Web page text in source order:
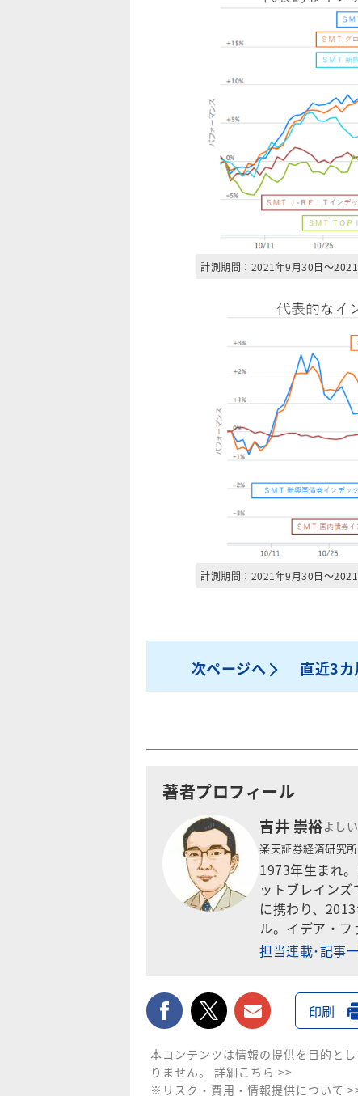
計測期間：2021年9月30日～
計測期間：2021年9月30日～
次ページへ 直近3
著者プロフィール
吉井 崇裕よし
楽天証券経済研究所
1973年生まれ
ットブレイン
に携わり、
ル。イデア・フ
担当連載･記事
facebooktwitter メールで
印刷
本コンテンツは情報の提供を目的と
りません。 詳細こちら >>
※リスク・費用・情報提供について